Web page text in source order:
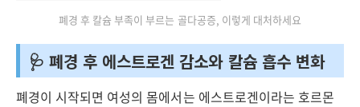
폐경 후 칼슘 부족이 부르는 골다공증, 이렇게 대처하세요
🩺 폐경 후 에스트로겐 감소와 칼슘 흡수 변화
폐경이 시작되면 여성의 몸에서는 에스트로겐이라는 호르몬